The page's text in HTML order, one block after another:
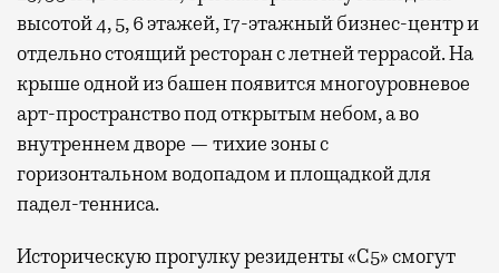
высотой 4, 5, 6 этажей, 17-этажный бизнес-центр и
отдельно стоящий ресторан с летней террасой. На
крыше одной из башен появится многоуровневое
арт-пространство под открытым небом, а во
внутреннем дворе — тихие зоны с
горизонтальном водопадом и площадкой для
падел-тенниса.
Историческую прогулку резиденты «С5» смогут